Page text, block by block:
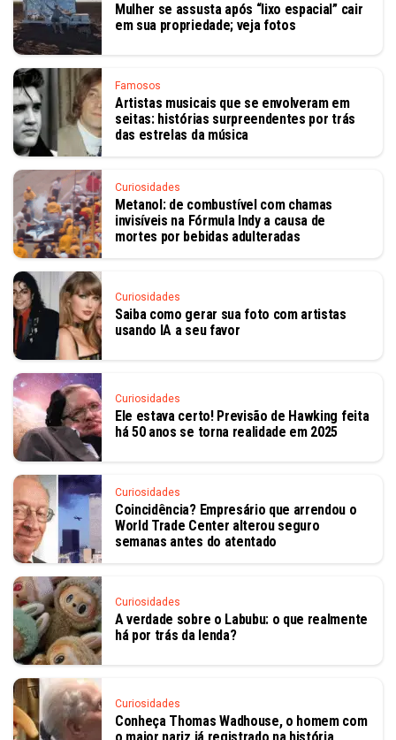
Mulher se assusta após “lixo espacial” cair
em sua propriedade; veja fotos
Famosos
Artistas musicais que se envolveram em
seitas: histórias surpreendentes por trás
das estrelas da música
Curiosidades
Metanol: de combustível com chamas
invisíveis na Fórmula Indy a causa de
mortes por bebidas adulteradas
Curiosidades
Saiba como gerar sua foto com artistas
usando IA a seu favor
Curiosidades
Ele estava certo! Previsão de Hawking feita
há 50 anos se torna realidade em 2025
Curiosidades
Coincidência? Empresário que arrendou o
World Trade Center alterou seguro
semanas antes do atentado
Curiosidades
A verdade sobre o Labubu: o que realmente
há por trás da lenda?
Curiosidades
Conheça Thomas Wadhouse, o homem com